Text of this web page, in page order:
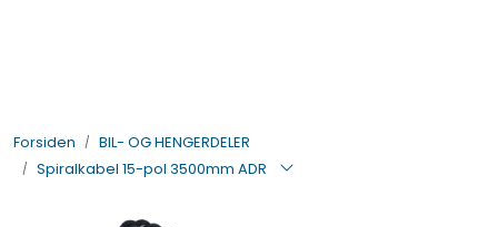
Forsiden
BIL- OG HENGERDELER
Spiralkabel 15-pol 3500mm ADR
ELEKTRISK
VERKTØY OG REKVISITA